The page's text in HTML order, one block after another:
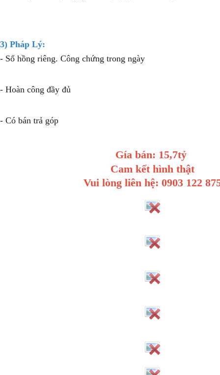
3) Pháp Lý:
- Sổ hồng riêng. Công chứng trong ngày
- Hoàn công đầy đủ
- Có bán trả góp
Gía bán: 15,7tỷ
Cam kết hình thật
Vui lòng liên hệ: 0903 122